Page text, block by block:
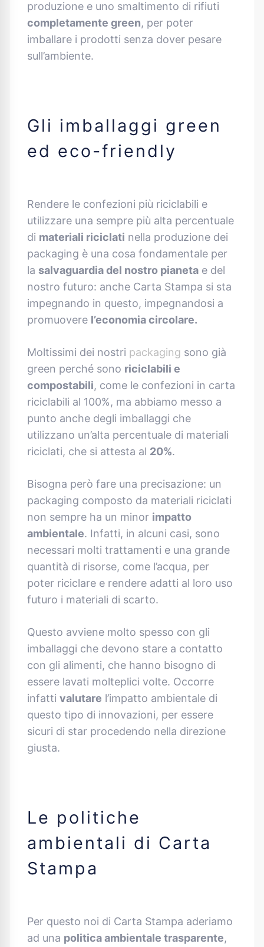
produzione e uno smaltimento di rifiuti
completamente green, per poter
imballare i prodotti senza dover pesare
sull’ambiente.
Gli imballaggi green
ed eco-friendly
Rendere le confezioni più riciclabili e
utilizzare una sempre più alta percentuale
di materiali riciclati nella produzione dei
packaging è una cosa fondamentale per
la salvaguardia del nostro pianeta e del
nostro futuro: anche Carta Stampa si sta
impegnando in questo, impegnandosi a
promuovere l’economia circolare.
Moltissimi dei nostri packaging sono già
green perché sono riciclabili e
compostabili, come le confezioni in carta
riciclabili al 100%, ma abbiamo messo a
punto anche degli imballaggi che
utilizzano un’alta percentuale di materiali
riciclati, che si attesta al 20%.
Bisogna però fare una precisazione: un
packaging composto da materiali riciclati
non sempre ha un minor impatto
ambientale. Infatti, in alcuni casi, sono
necessari molti trattamenti e una grande
quantità di risorse, come l’acqua, per
poter riciclare e rendere adatti al loro uso
futuro i materiali di scarto.
Questo avviene molto spesso con gli
imballaggi che devono stare a contatto
con gli alimenti, che hanno bisogno di
essere lavati molteplici volte. Occorre
infatti valutare l’impatto ambientale di
questo tipo di innovazioni, per essere
sicuri di star procedendo nella direzione
giusta.
Le politiche
ambientali di Carta
Stampa
Per questo noi di Carta Stampa aderiamo
ad una politica ambientale trasparente,